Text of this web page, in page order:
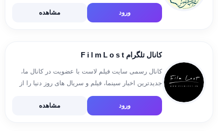
igshid=10sk5vvaqrwqk 🔸️نظرات ، پیشنهادات و
درخواست تلاوت: 🆔 https://t.me/ghalvash1
ورود مشاهده
کانال تلگرام F i l m L o s t
کانال رسمی سایت فیلم لاست با عضویت در کانال ما،
جدیدترین اخبار سینما، فیلم و سریال های روز دنیا را از
ما در اینستاگرام https://instagram.com/filmlost.in
ورود مشاهده